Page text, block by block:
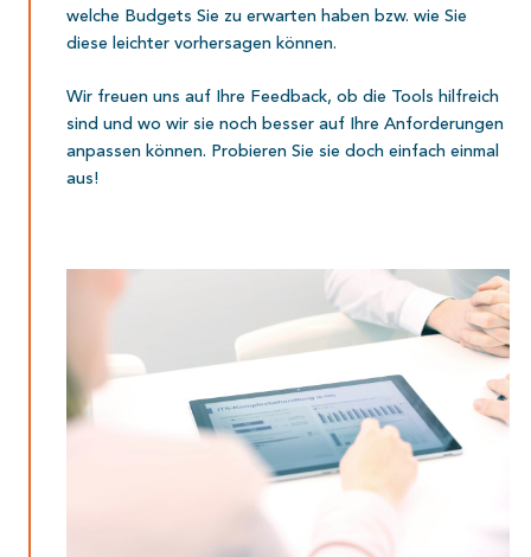
welche Budgets Sie zu erwarten haben bzw. wie Sie
diese leichter vorhersagen können.
Wir freuen uns auf Ihre Feedback, ob die Tools hilfreich
sind und wo wir sie noch besser auf Ihre Anforderungen
anpassen können. Probieren Sie sie doch einfach einmal
aus!